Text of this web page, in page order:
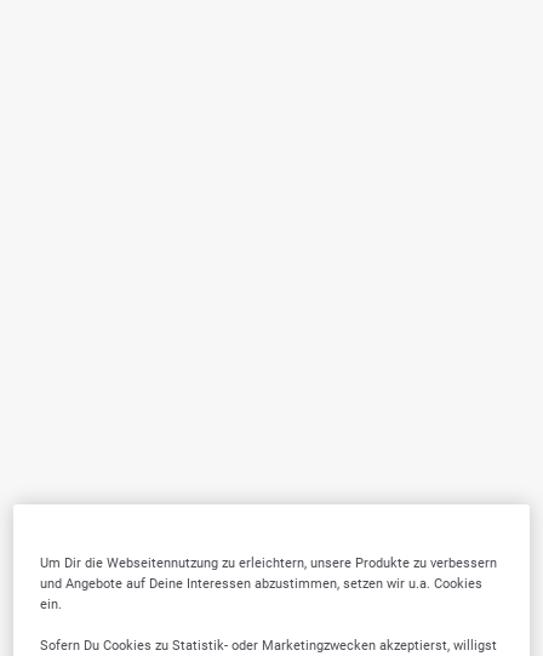
Um Dir die Webseitennutzung zu erleichtern, unsere Produkte zu verbessern
und Angebote auf Deine Interessen abzustimmen, setzen wir u.a. Cookies
ein.
Sofern Du Cookies zu Statistik- oder Marketingzwecken akzeptierst, willigst